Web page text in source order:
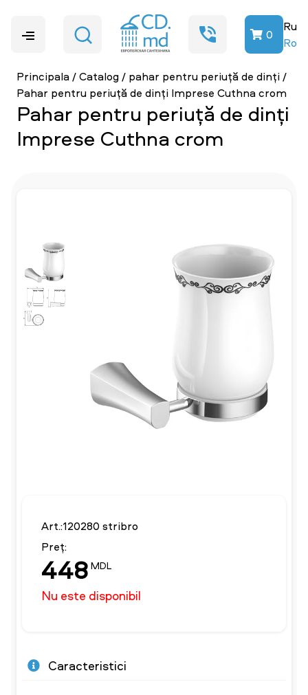
0
Ru
Ro
Principala/Catalog/ pahar pentru periuță de dinți/
Pahar pentru periuță de dinți Imprese Cuthna crom
Pahar pentru periuță de dinți
Imprese Cuthna crom
Art.:120280 stribro
Preț:
448 MDL
Nu este disponibil
Caracteristici